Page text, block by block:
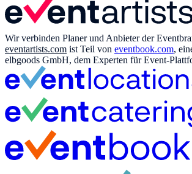
Wir verbinden Planer und Anbieter der
eventartists.com ist Teil von eventbook.com,
elbgoods GmbH, dem Experten für Event-